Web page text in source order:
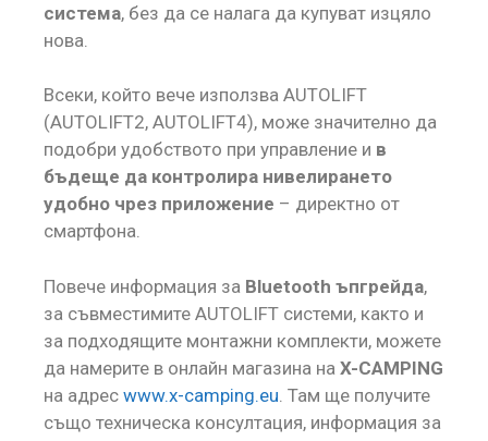
система, без да се налага да купуват изцяло
нова.
Всеки, който вече използва AUTOLIFT
(AUTOLIFT2, AUTOLIFT4), може значително да
подобри удобството при управление и в
бъдеще да контролира нивелирането
удобно чрез приложение – директно от
смартфона.
Повече информация за Bluetooth ъпгрейда,
за съвместимите AUTOLIFT системи, както и
за подходящите монтажни комплекти, можете
да намерите в онлайн магазина на X-CAMPING
на адрес www.x-camping.eu . Там ще получите
също техническа консултация, информация за